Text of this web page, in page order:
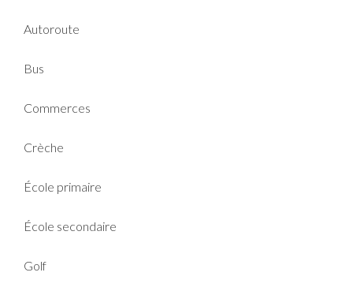
Autoroute
Bus
Commerces
Crèche
École primaire
École secondaire
Golf